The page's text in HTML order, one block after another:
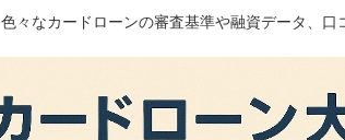
色々なカードローンの審査基準や融資データ、口